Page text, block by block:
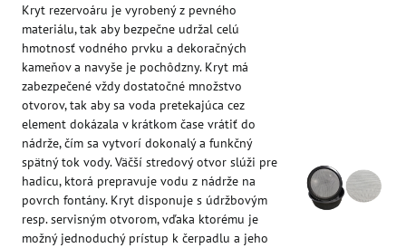
Kryt rezervoáru je vyrobený z pevného
materiálu, tak aby bezpečne udržal celú
hmotnosť vodného prvku a dekoračných
kameňov a navyše je pochôdzny. Kryt má
zabezpečené vždy dostatočné množstvo
otvorov, tak aby sa voda pretekajúca cez
element dokázala v krátkom čase vrátiť do
nádrže, čím sa vytvorí dokonalý a funkčný
spätný tok vody. Väčší stredový otvor slúži pre
hadicu, ktorá prepravuje vodu z nádrže na
povrch fontány. Kryt disponuje s údržbovým
resp. servisným otvorom, vďaka ktorému je
možný jednoduchý prístup k čerpadlu a jeho